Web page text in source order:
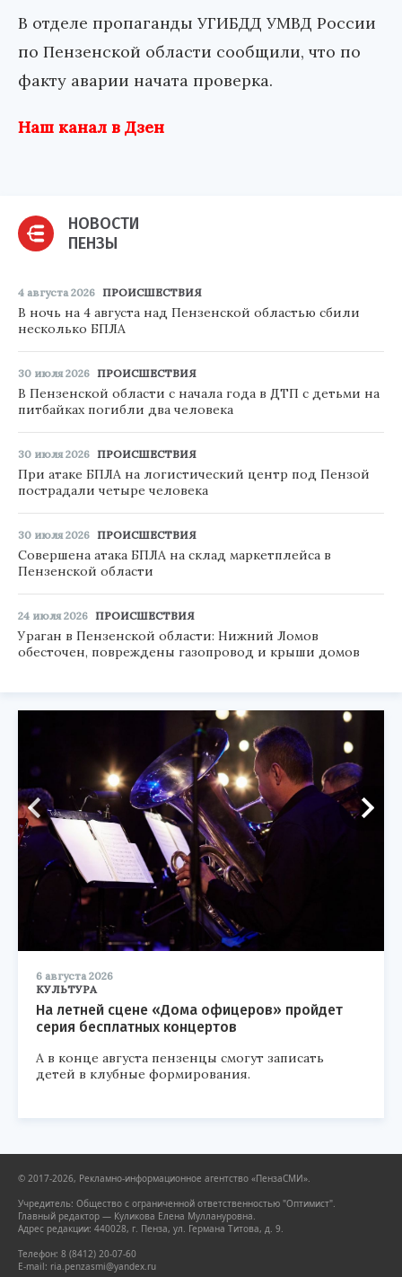
В отделе пропаганды УГИБДД УМВД России
по Пензенской области сообщили, что по
факту аварии начата проверка.
Наш канал в Дзен
НОВОСТИ
ПЕНЗЫ
4 августа 2026 ПРОИСШЕСТВИЯ
В ночь на 4 августа над Пензенской областью сбили
несколько БПЛА
30 июля 2026 ПРОИСШЕСТВИЯ
В Пензенской области с начала года в ДТП с детьми на
питбайках погибли два человека
30 июля 2026 ПРОИСШЕСТВИЯ
При атаке БПЛА на логистический центр под Пензой
пострадали четыре человека
30 июля 2026 ПРОИСШЕСТВИЯ
Совершена атака БПЛА на склад маркетплейса в
Пензенской области
24 июля 2026 ПРОИСШЕСТВИЯ
Ураган в Пензенской области: Нижний Ломов
обесточен, повреждены газопровод и крыши домов
6 августа 2026
КУЛЬТУРА
На летней сцене «Дома офицеров» пройдет
серия бесплатных концертов
А в конце августа пензенцы смогут записать
детей в клубные формирования.
© 2017-2026, Рекламно-информационное агентство «ПензаСМИ».
Учредитель: Общество с ограниченной ответственностью "Оптимист".
Главный редактор — Куликова Елена Муллануровна.
Адрес редакции: 440028, г. Пенза, ул. Германа Титова, д. 9.
Телефон: 8 (8412) 20-07-60
E-mail: ria.penzasmi@yandex.ru